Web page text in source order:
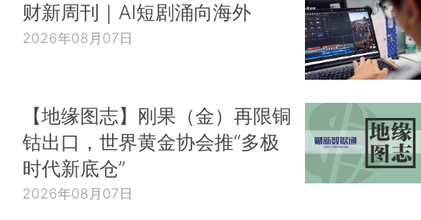
财新周刊｜AI短剧涌向海外
2026年08月07日
【地缘图志】刚果（金）再限铜
钴出口，世界黄金协会推“多极
时代新底仓”
2026年08月07日